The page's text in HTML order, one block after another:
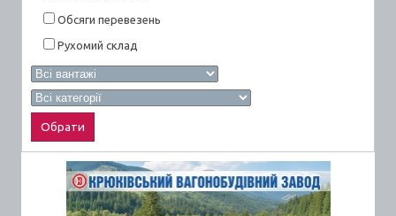
Обсяги перевезень
Рухомий склад